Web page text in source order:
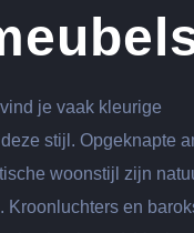
je vaak kleurige
stijl. Opgeknapte
woonstijl zijn
en